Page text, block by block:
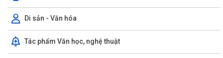
Di sản - Văn hóa
Tác phẩm Văn học, nghệ thuật
XÂY DỰNG QUỐC GIA SỐ